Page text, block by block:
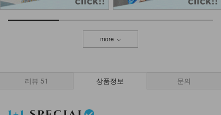
more
리뷰 51 상품정보 문의